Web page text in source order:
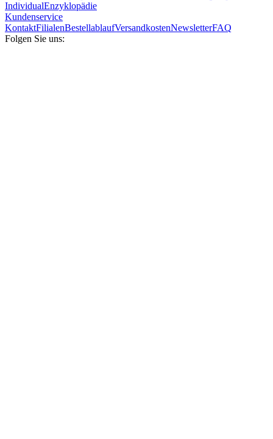
IndividualEnzyklopädie
Kundenservice
KontaktFilialenBestellablaufVersandkostenNewsletterFAQ
Folgen Sie uns: